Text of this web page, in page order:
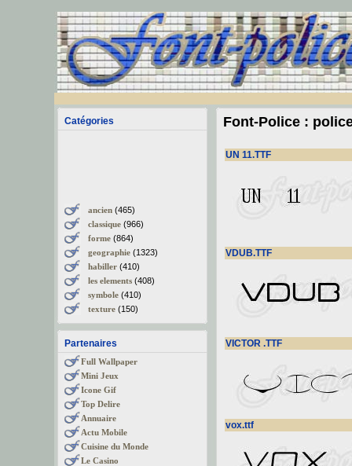
Catégories
ancien(465)
classique(966)
forme(864)
geographie(1323)
habiller(410)
les elements(408)
symbole(410)
texture(150)
Partenaires
Full Wallpaper
Mini Jeux
Icone Gif
Top Delire
Annuaire
Actu Mobile
Cuisine du Monde
Le Casino
Font-Police :
UN 11.TTF
VDUB.TTF
VICTOR .TTF
vox.ttf